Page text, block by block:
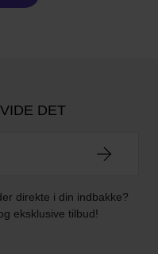
DET
direkte i din indbakke?
eksklusive tilbud!